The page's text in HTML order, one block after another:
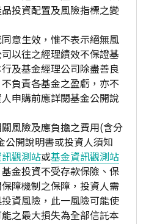
投資配置及風險指標之變
意生效，惟不表示絕無風
以往之經理績效不保證基
及基金經理公司除盡善良
負責各基金之盈虧，亦不
申購前應詳閱基金公開說
風險及應負擔之費用(含分
公開說明書或投資人須知
觀測站或基金資訊觀測站
金投資不受存款保險、保
障機制之保障，投資人需
資風險，此一風險可能使
之最大損失為全部信託本